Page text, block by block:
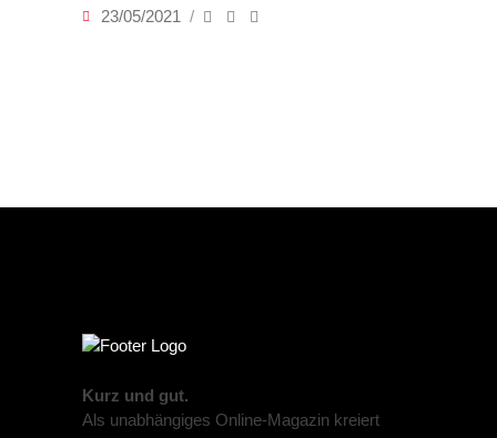
23/05/2021
Kurz und gut.
Als unabhängiges Online-Magazin kreiert